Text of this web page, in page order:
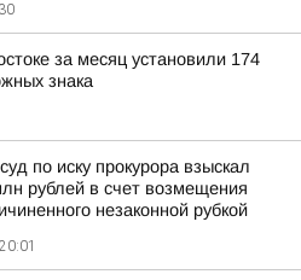
за месяц установили 174
знака
по иску прокурора взыскал
рублей в счет возмещения
незаконной рубкой